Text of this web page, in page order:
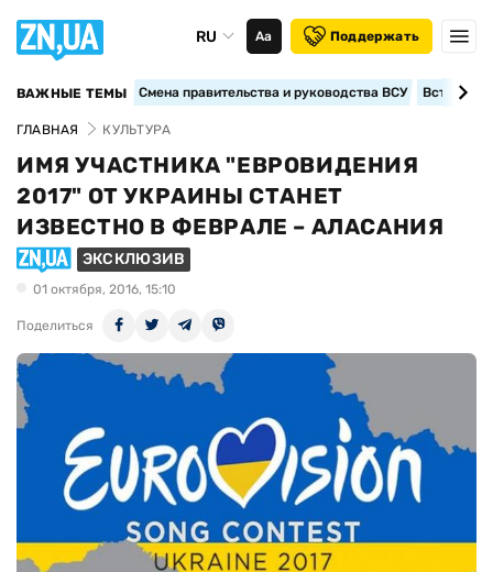
RU Аа Поддержать
ВАЖНЫЕ ТЕМЫ Смена правительства и руководства ВСУ
ГЛАВНАЯ КУЛЬТУРА
ИМЯ УЧАСТНИКА "ЕВРОВИДЕНИЯ
2017" ОТ УКРАИНЫ СТАНЕТ
ИЗВЕСТНО В ФЕВРАЛЕ – АЛАСАНИЯ
ЭКСКЛЮЗИВ
01 октября, 2016, 15:10
Поделиться